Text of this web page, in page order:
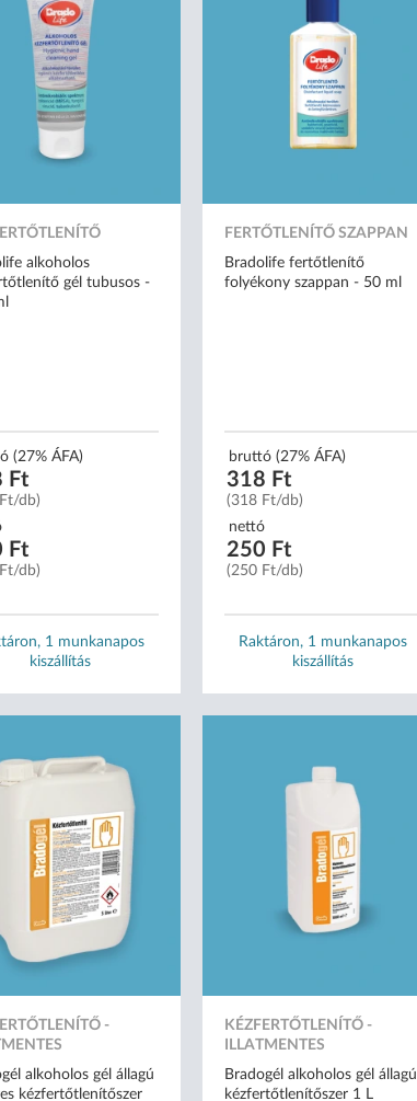
alkoholos
gél tubusos -
(27% ÁFA)
Ft
db)
Ft
db)
1 munkanapos
kiszállítás
FERTŐTLENÍTŐ SZAPPAN
Bradolife fertőtlenítő
folyékony szappan - 50 ml
bruttó (27% ÁFA)
318 Ft
(318 Ft/db)
nettó
250 Ft
(250 Ft/db)
Raktáron, 1 munkanapos
kiszállítás
-
alkoholos gél állagú
kézfertőtlenítőszer
KÉZFERTŐTLENÍTŐ -
ILLATMENTES
Bradogél alkoholos gél állagú
kézfertőtlenítőszer 1 L